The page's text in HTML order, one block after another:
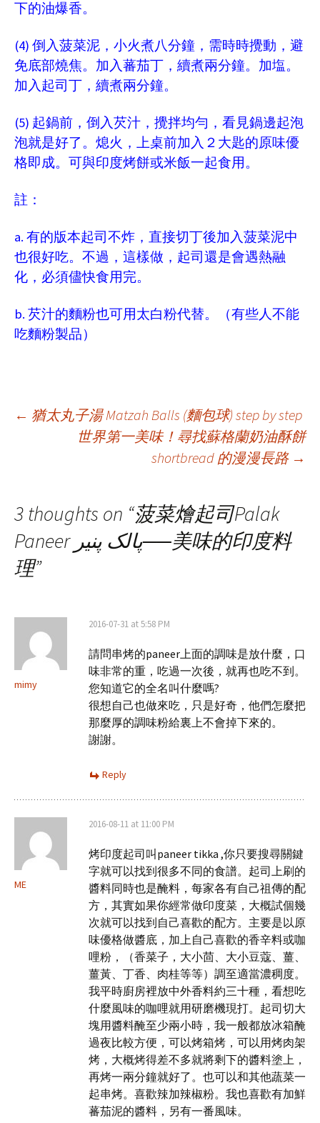
下的油爆香。
(4) 倒入菠菜泥，小火煮八分鐘，需時時攪動，避
免底部燒焦。加入蕃茄丁，續煮兩分鐘。加塩。
加入起司丁，續煮兩分鐘。
(5) 起鍋前，倒入芡汁，攪拌均勻，看見鍋邊起泡
泡就是好了。熄火，上桌前加入２大匙的原味優
格即成。可與印度烤餅或米飯一起食用。
註：
a. 有的版本起司不炸，直接切丁後加入菠菜泥中
也很好吃。不過，這樣做，起司還是會遇熱融
化，必須儘快食用完。
b. 芡汁的麵粉也可用太白粉代替。（有些人不能
吃麵粉製品）
Post
navigation
← 猶太丸子湯 Matzah Balls (麵包球) step by step
世界第一美味！尋找蘇格蘭奶油酥餅
shortbread 的漫漫長路 →
3 thoughts on “菠菜燴起司Palak
Paneer پالک پنیر──美味的印度料
理”
mimy
2016-07-31 at 5:58 PM
請問串烤的paneer上面的調味是放什麼，口
味非常的重，吃過一次後，就再也吃不到。
您知道它的全名叫什麼嗎?
很想自己也做來吃，只是好奇，他們怎麼把
那麼厚的調味粉給裏上不會掉下來的。
謝謝。
Reply
ME
2016-08-11 at 11:00 PM
烤印度起司叫paneer tikka ,你只要搜尋關鍵
字就可以找到很多不同的食譜。起司上刷的
醬料同時也是醃料，每家各有自己祖傳的配
方，其實如果你經常做印度菜，大概試個幾
次就可以找到自己喜歡的配方。主要是以原
味優格做醬底，加上自己喜歡的香辛料或咖
哩粉，（香菜子，大小茴、大小豆蔻、薑、
薑黃、丁香、肉桂等等）調至適當濃稠度。
我平時廚房裡放中外香料約三十種，看想吃
什麼風味的咖哩就用研磨機現打。起司切大
塊用醬料醃至少兩小時，我一般都放冰箱醃
過夜比較方便，可以烤箱烤，可以用烤肉架
烤，大概烤得差不多就將剩下的醬料塗上，
再烤一兩分鐘就好了。也可以和其他蔬菜一
起串烤。喜歡辣加辣椒粉。我也喜歡有加鮮
蕃茄泥的醬料，另有一番風味。